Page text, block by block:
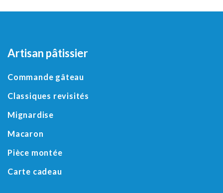
Artisan pâtissier
Commande gâteau
Classiques revisités
Mignardise
Macaron
Pièce montée
Carte cadeau